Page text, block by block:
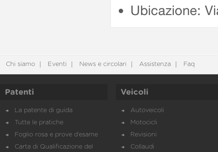
Ubicazione:
Chi siamo Eventi News e circolari Assistenza Faq
Patenti
La patente di guida
Tutte le pratiche
Foglio rosa e prove d’esame
Carta di Qualificazione del
Veicoli
Autoveicoli
Motocicli
Revisioni
Collaudi